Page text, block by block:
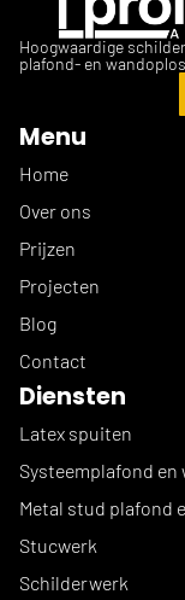
Hoogwaardige
plafond- en
Menu
Home
Over ons
Prijzen
Projecten
Blog
Contact
Diensten
Latex spuiten
Systeemplafond en
Metal stud plafond
Stucwerk
Schilderwerk